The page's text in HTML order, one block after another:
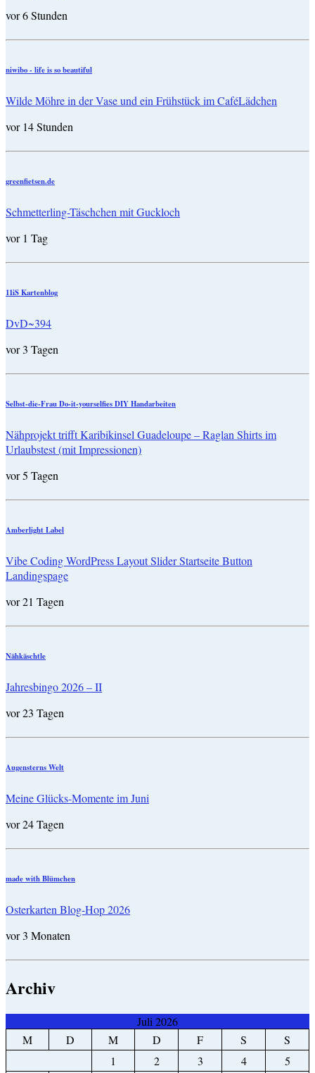
vor 6 Stunden
niwibo - life is so beautiful
Wilde Möhre in der Vase und ein Frühstück im CaféLädchen
vor 14 Stunden
greenfietsen.de
Schmetterling-Täschchen mit Guckloch
vor 1 Tag
11iS Kartenblog
DvD~394
vor 3 Tagen
Selbst-die-Frau Do-it-yourselfies DIY Handarbeiten
Nähprojekt trifft Karibikinsel Guadeloupe – Raglan Shirts im
Urlaubstest (mit Impressionen)
vor 5 Tagen
Amberlight Label
Vibe Coding WordPress Layout Slider Startseite Button
Landingspage
vor 21 Tagen
Nähkäschtle
Jahresbingo 2026 – II
vor 23 Tagen
Augensterns Welt
Meine Glücks-Momente im Juni
vor 24 Tagen
made with Blümchen
Osterkarten Blog-Hop 2026
vor 3 Monaten
Archiv
Juli 2026
M
D M D F S
S
1
2 3 4
5